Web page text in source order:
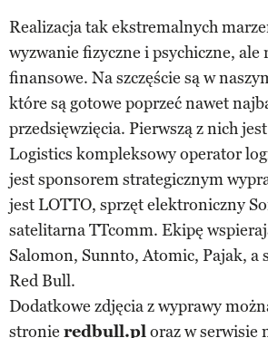
Realizacja tak ekstremalnych
wyzwanie fizyczne i psychiczne, ale
finansowe. Na szczęście są w
które są gotowe poprzeć nawet
przedsięwzięcia. Pierwszą z nich
Logistics kompleksowy operator
jest sponsorem strategicznym
jest LOTTO, sprzęt elektroniczny
satelitarna TTcomm. Ekipę
Salomon, Sunnto, Atomic, Pajak, a
Red Bull.
Dodatkowe zdjęcia z wyprawy
stronie redbull.ploraz w serwisie